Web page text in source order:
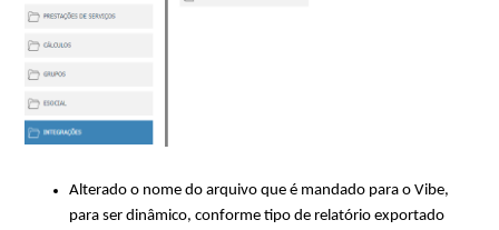
Alterado o nome do arquivo que é mandado para o Vibe,
para ser dinâmico, conforme tipo de relatório exportado